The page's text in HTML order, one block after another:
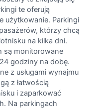
te oferują
użytkowanie. Parkingi
którzy chcą
na kilka dni.
są monitorowane
godziny na dobę.
z usługami wynajmu
z łatwością
i zaparkować
Na parkingach